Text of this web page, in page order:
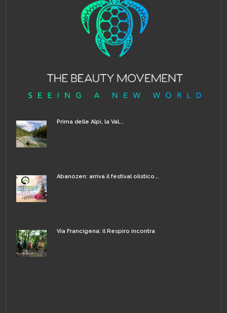
Prima delle Alpi, la Val...
Abanozen: arriva il festival olistico...
Via Francigena: il Respiro incontra